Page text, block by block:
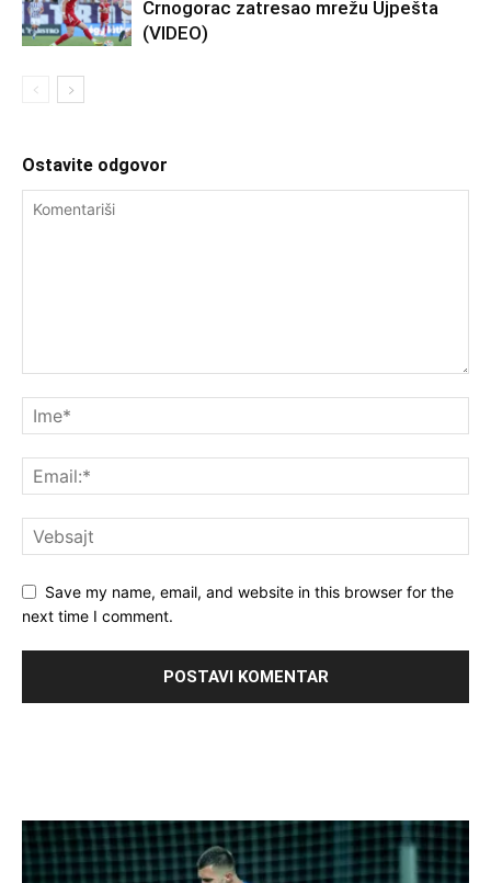
Crnogorac zatresao mrežu Ujpešta
(VIDEO)
Ostavite odgovor
Save my name, email, and website in this browser for the
next time I comment.